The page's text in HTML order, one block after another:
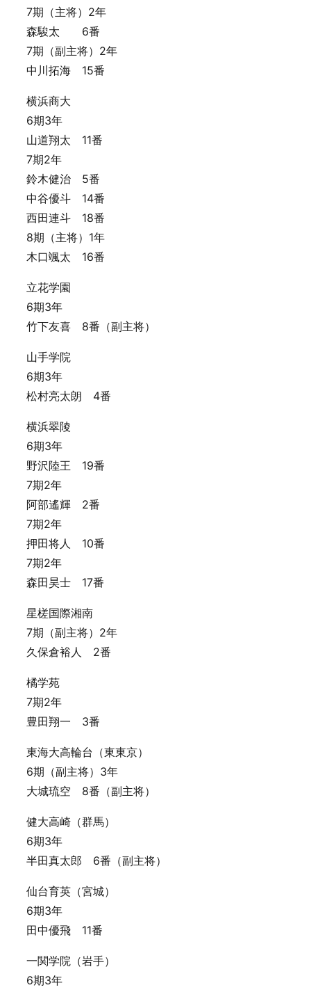
7期（主将）2年
森駿太 6番
7期（副主将）2年
中川拓海 15番
横浜商大
6期3年
山道翔太 11番
7期2年
鈴木健治 5番
中谷優斗 14番
西田連斗 18番
8期（主将）1年
木口颯太 16番
立花学園
6期3年
竹下友喜 8番（副主将）
山手学院
6期3年
松村亮太朗 4番
横浜翠陵
6期3年
野沢陸王 19番
7期2年
阿部遙輝 2番
7期2年
押田将人 10番
7期2年
森田昊士 17番
星槎国際湘南
7期（副主将）2年
久保倉裕人 2番
橘学苑
7期2年
豊田翔一 3番
東海大高輪台（東東京）
6期（副主将）3年
大城琉空 8番（副主将）
健大高崎（群馬）
6期3年
半田真太郎 6番（副主将）
仙台育英（宮城）
6期3年
田中優飛 11番
一関学院（岩手）
6期3年